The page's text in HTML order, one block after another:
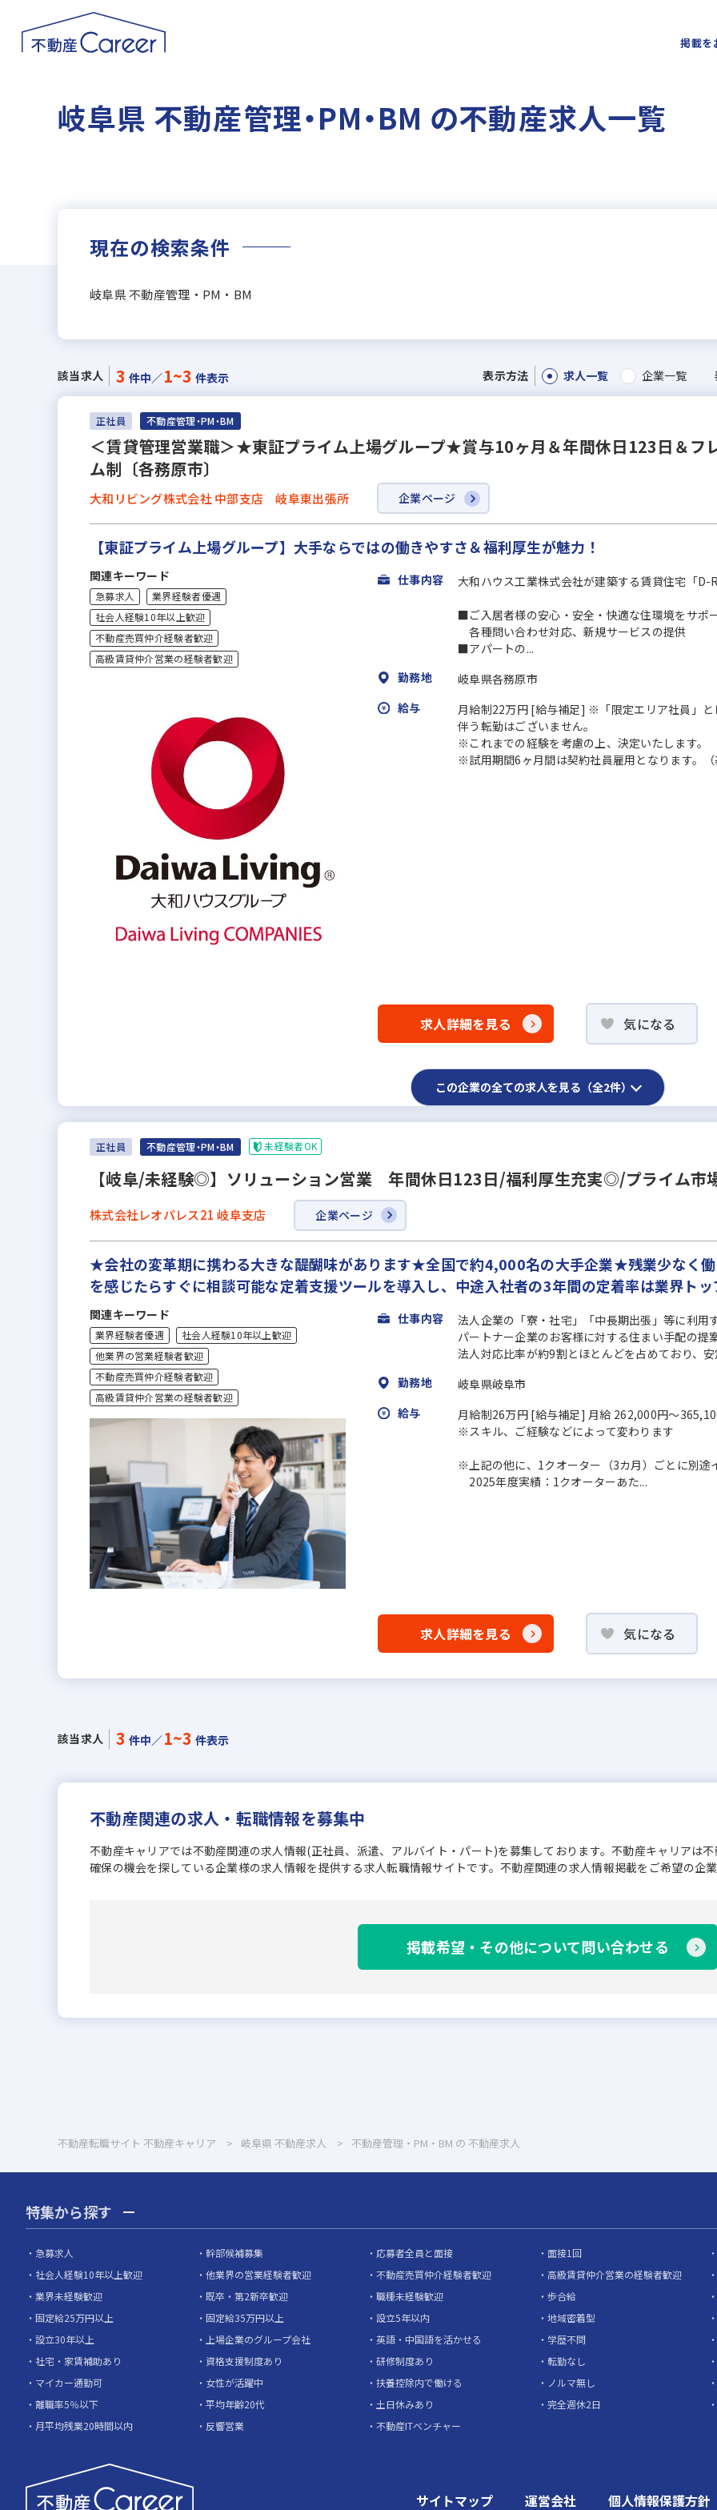
掲載を
岐阜県 不動産管理・PM・BM の不動産求人一覧
現在の検索条件
岐阜県 不動産管理・PM・BM
該当求人 3 件中／1~3 件表示 表示方法 求人一覧 企業一覧
正社員 不動産管理・PM・BM
＜賃貸管理営業職＞★東証プライム上場グループ★賞与10ヶ月＆年間休日123日＆フ
ム制〔各務原市〕
大和リビング株式会社 中部支店 岐阜東出張所 企業ページ
【東証プライム上場グループ】大手ならではの働きやすさ＆福利厚⽣が魅力！
関連キーワード
急募求人
業界経験者優遇
社会人経験10年以上歓迎
不動産売買仲介経験者歓迎
高級賃貸仲介営業の経験者歓迎
仕事内容 大和ハウス工業株式会社が建築する賃貸住宅「D-
■ご入居者様の安心・安全・快適な住環境をサポ
各種問い合わせ対応、新規サービスの提供
■アパートの...
勤務地
岐阜県各務原市
給与
月給制22万円 [給与補足] ※「限定エリア社員」
伴う転勤はございません。
※これまでの経験を考慮の上、決定いたします。
※試用期間6ヶ月間は契約社員雇用となります。（
求人詳細を見る 気になる
この企業の全ての求人を見る（全2件）
正社員 不動産管理・PM・BM 未経験者OK
【岐阜/未経験◎】ソリューション営業 年間休日123日/福利厚生充実◎/プライム市
株式会社レオパレス21 岐阜支店 企業ページ
★会社の変革期に携わる大きな醍醐味があります★全国で約4,000名の大手企業★残業少なく
を感じたらすぐに相談可能な定着支援ツールを導入し、中途入社者の3年間の定着率は業界ト
関連キーワード
業界経験者優遇
社会人経験10年以上歓迎
他業界の営業経験者歓迎
不動産売買仲介経験者歓迎
高級賃貸仲介営業の経験者歓迎
仕事内容
法人企業の「寮・社宅」「中長期出張」等に利用
パートナー企業のお客様に対する住まい手配の提
法人対応比率が約9割とほとんどを占めており、
勤務地
岐阜県岐阜市
給与
月給制26万円 [給与補足] 月給 262,000円～
※スキル、ご経験などによって変わります
※上記の他に、1クオーター（3カ月）ごとに別途
2025年度実績：1クオーターあた...
求人詳細を見る 気になる
該当求人 3 件中／1~3 件表示
不動産関連の求人・転職情報を募集中
不動産キャリアでは不動産関連の求人情報(正社員、派遣、アルバイト・パート)を募集しております。不動産キャリアは
確保の機会を探している企業様の求人情報を提供する求人転職情報サイトです。不動産関連の求人情報掲載をご希望の企
掲載希望・その他について問い合わせる
不動産転職サイト 不動産キャリア 岐阜県 不動産求人 不動産管理・PM・BM の 不動産求人
特集から探す
急募求人 幹部候補募集 応募者全員と面接 面接1回
社会人経験10年以上歓迎
他業界の営業経験者歓迎 不動産売買仲介経験者歓迎 高級賃貸仲介営業の経験者歓迎
業界未経験歓迎
既卒・第2新卒歓迎 職種未経験歓迎 歩合給
固定給25万円以上
固定給35万円以上 設立5年以内 地域密着型
設立30年以上
上場企業のグループ会社 英語・中国語を活かせる 学歴不問
社宅・家賃補助あり
資格支援制度あり 研修制度あり 転勤なし
マイカー通勤可
女性が活躍中 扶養控除内で働ける ノルマ無し
離職率5％以下
平均年齢20代 土日休みあり 完全週休2日
月平均残業20時間以内
反響営業 不動産ITベンチャー
サイトマップ 運営会社 個人情報保護方針